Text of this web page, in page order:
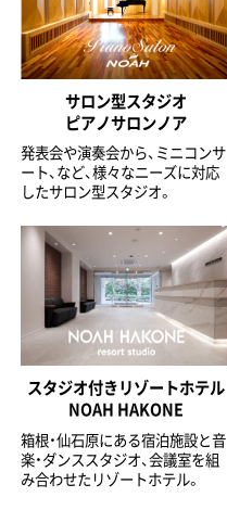
サロン型スタジオ
ピアノサロンノア
発表会や演奏会から、ミニコンサ
ート、など、様々なニーズに対応
したサロン型スタジオ。
スタジオ付きリゾートホテル
NOAH HAKONE
箱根・仙石原にある宿泊施設と音
楽・ダンススタジオ、会議室を組
み合わせたリゾートホテル。